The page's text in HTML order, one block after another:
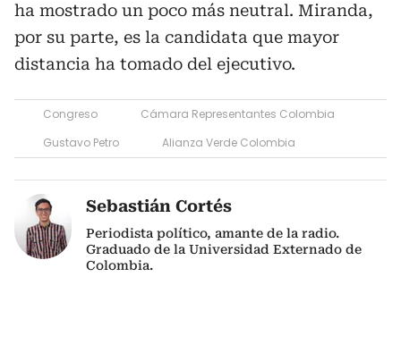
ha mostrado un poco más neutral. Miranda,
por su parte, es la candidata que mayor
distancia ha tomado del ejecutivo.
Congreso
Cámara Representantes Colombia
Gustavo Petro
Alianza Verde Colombia
Sebastián Cortés
Periodista político, amante de la radio.
Graduado de la Universidad Externado de
Colombia.